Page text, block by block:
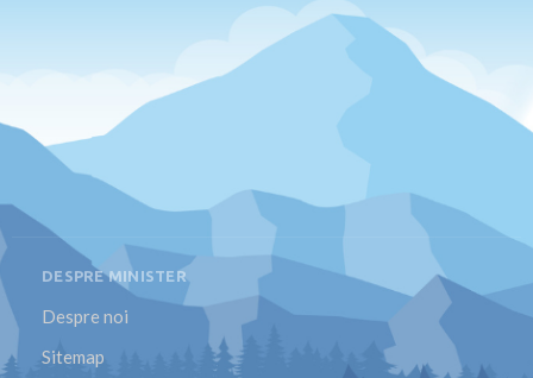
DESPRE MINISTER
Despre noi
Sitemap